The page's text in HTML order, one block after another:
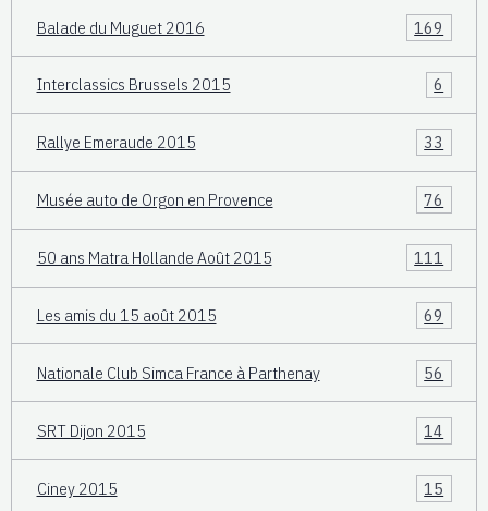
Balade du Muguet 2016 169
Interclassics Brussels 2015 6
Rallye Emeraude 2015 33
Musée auto de Orgon en Provence 76
50 ans Matra Hollande Août 2015 111
Les amis du 15 août 2015 69
Nationale Club Simca France à Parthenay 56
SRT Dijon 2015 14
Ciney 2015 15